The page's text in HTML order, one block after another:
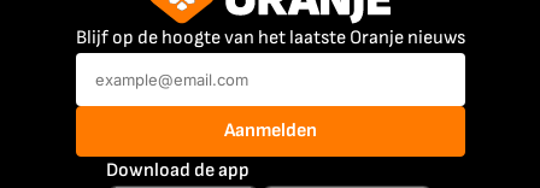
Blijf op de hoogte van het laatste Oranje nieuws
Aanmelden
Download de app